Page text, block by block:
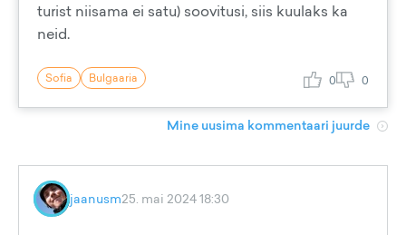
turist niisama ei satu) soovitusi, siis kuulaks ka
neid.
Sofia Bulgaaria 0 0
Mine uusima kommentaari juurde
jaanusm25. mai 2024 18:30